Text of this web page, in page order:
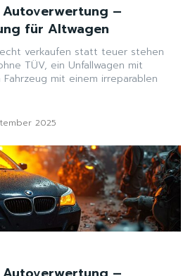
–
für Altwagen
verkaufen statt teuer stehen
TÜV, ein Unfallwagen mit
mit einem irreparablen
2025